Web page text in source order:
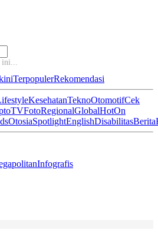
TerpopulerRekomendasi
KesehatanTeknoOtomotifCek
TVFotoRegionalGlobalHotOn
OtosiaSpotlightEnglishDisabilitasBerita
Infografis